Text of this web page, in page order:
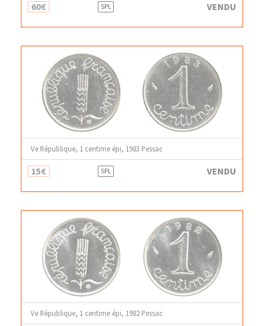
60€ SPL VENDU
Ve République, 1 centime épi, 1983 Pessac
15€ SPL VENDU
Ve République, 1 centime épi, 1982 Pessac